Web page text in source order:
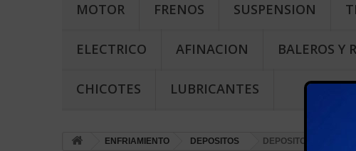
MOTOR FRENOS SUSPENSION
ELECTRICO AFINACION BALEROS Y
CHICOTES LUBRICANTES
ENFRIAMIENTO DEPOSITOS DEPOSITO